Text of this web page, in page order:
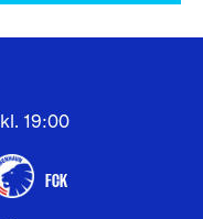
kl. 19:00
FCK